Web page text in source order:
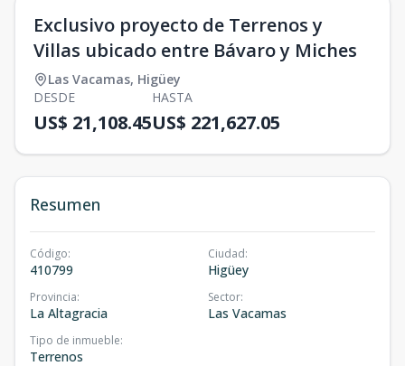
Exclusivo proyecto de Terrenos y
Villas ubicado entre Bávaro y Miches
Las Vacamas, Higüey
DESDE
US$ 21,108.45
HASTA
US$ 221,627.05
Resumen
Código:
410799
Ciudad:
Higüey
Provincia:
La Altagracia
Sector:
Las Vacamas
Tipo de inmueble:
Terrenos